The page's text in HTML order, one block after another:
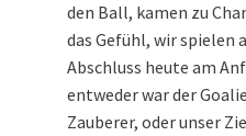
den Ball, kamen zu
das Gefühl, wir spielen
Abschluss heute am
entweder war der
Zauberer, oder unser